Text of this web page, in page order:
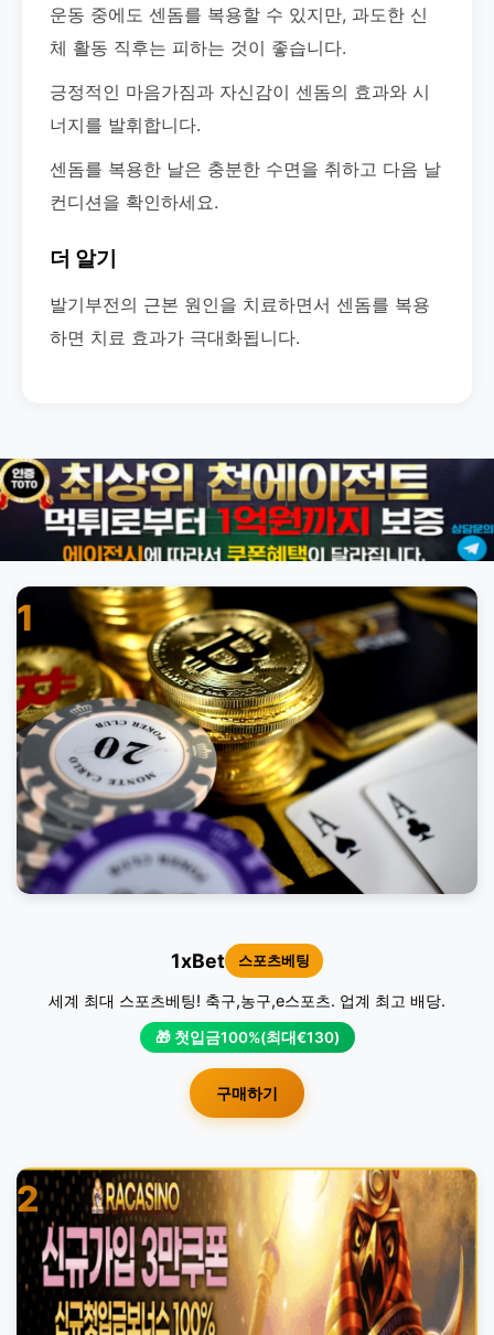
운동 중에도 센돔를 복용할 수 있지만, 과도한 신
체 활동 직후는 피하는 것이 좋습니다.
긍정적인 마음가짐과 자신감이 센돔의 효과와 시
너지를 발휘합니다.
센돔를 복용한 날은 충분한 수면을 취하고 다음 날
컨디션을 확인하세요.
더 알기
발기부전의 근본 원인을 치료하면서 센돔를 복용
하면 치료 효과가 극대화됩니다.
1
1xBet 스포츠베팅
세계 최대 스포츠베팅! 축구,농구,e스포츠. 업계 최고 배당.
🎁 첫입금100%(최대€130)
구매하기
2